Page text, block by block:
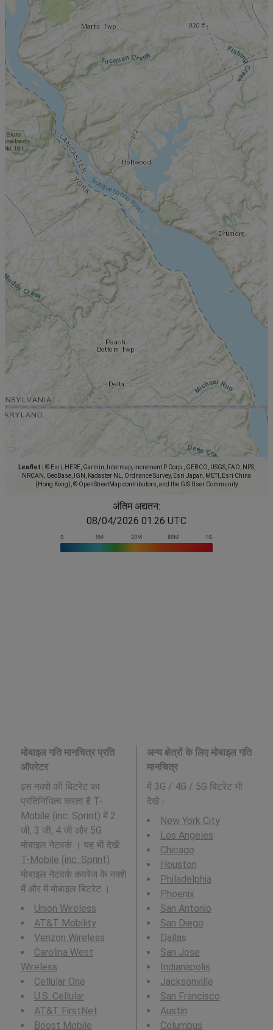
Leaflet
© Esri, HERE, Garmin, Intermap, increment P Corp., GEBCO, USGS, FAO, NPS,
NRCAN, GeoBase, IGN, Kadaster NL, Ordnance Survey, Esri Japan, METI, Esri China
(Hong Kong), © OpenStreetMap contributors, and the GIS User Community
अंतिम अद्यतन:
08/04/2026 01:26 UTC
मोबाइल गति मानचित्र प्रति
ऑपरेटर
इस नक्शे की बिटरेट का
प्रतिनिधित्व करता है T-
Mobile (inc. Sprint) में 2
जी, 3 जी, 4 जी और 5G
मोबाइल नेटवर्क । यह भी देखें:
T-Mobile (inc. Sprint)
मोबाइल नेटवर्क कवरेज के नक्शे
में और में मोबाइल बिटरेट ।
Union Wireless
AT&T Mobility
Verizon Wireless
Carolina West
Wireless
Cellular One
U.S. Cellular
AT&T FirstNet
Boost Mobile
अन्य क्षेत्रों के लिए मोबाइल गति
मानचित्र
में 3G / 4G / 5G बिटरेट भी
देखें। :
New York City
Los Angeles
Chicago
Houston
Philadelphia
Phoenix
San Antonio
San Diego
Dallas
San Jose
Indianapolis
Jacksonville
San Francisco
Austin
Columbus